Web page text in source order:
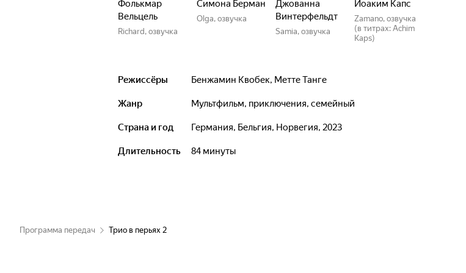
Фолькмар
Вельцель
Richard, озвучка
Симона Берман
Olga, озвучка
Джованна
Винтерфельдт
Samia, озвучка
Йоаким Капс
Zamano, озвучка
(в титрах: Achim
Kaps)
Режиссёры Бенжамин Квобек, Метте Танге
Жанр мультфильм, приключения, семейный
Страна и год Германия, Бельгия, Норвегия, 2023
Длительность 84 минуты
Программа передач Трио в перьях 2